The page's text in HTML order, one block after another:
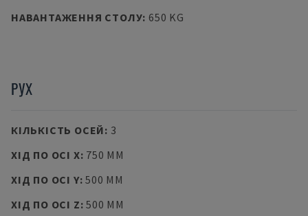
НАВАНТАЖЕННЯ СТОЛУ: 650 KG
РУХ
КІЛЬКІСТЬ ОСЕЙ: 3
ХІД ПО ОСІ X: 750 MM
ХІД ПО ОСІ Y:500 MM
ХІД ПО ОСІ Z:500 MM